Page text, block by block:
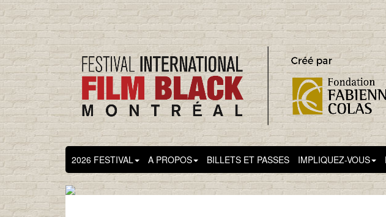
2026 FESTIVAL A PROPOS BILLETS ET PASSES IMPLIQUEZ-VOUS